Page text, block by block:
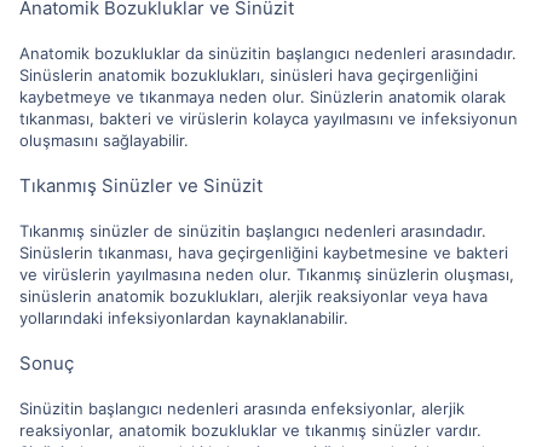
Anatomik Bozukluklar ve Sinüzit
Anatomik bozukluklar da sinüzitin başlangıcı nedenleri arasındadır.
Sinüslerin anatomik bozuklukları, sinüsleri hava geçirgenliğini
kaybetmeye ve tıkanmaya neden olur. Sinüzlerin anatomik olarak
tıkanması, bakteri ve virüslerin kolayca yayılmasını ve infeksiyonun
oluşmasını sağlayabilir.
Tıkanmış Sinüzler ve Sinüzit
Tıkanmış sinüzler de sinüzitin başlangıcı nedenleri arasındadır.
Sinüslerin tıkanması, hava geçirgenliğini kaybetmesine ve bakteri
ve virüslerin yayılmasına neden olur. Tıkanmış sinüzlerin oluşması,
sinüslerin anatomik bozuklukları, alerjik reaksiyonlar veya hava
yollarındaki infeksiyonlardan kaynaklanabilir.
Sonuç
Sinüzitin başlangıcı nedenleri arasında enfeksiyonlar, alerjik
reaksiyonlar, anatomik bozukluklar ve tıkanmış sinüzler vardır.